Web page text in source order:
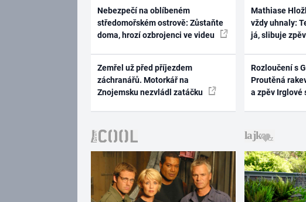
Nebezpečí na oblíbeném
středomořském ostrově: Zůstaňte
doma, hrozí ozbrojenci ve videu
Zemřel už před příjezdem
záchranářů. Motorkář na
Znojemsku nezvládl zatáčku
Mathiase
vždy uhnaly:
já, slibuje
Rozloučení s
Proutěná
a zpěv Irglové